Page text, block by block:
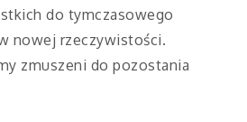
do tymczasowego
nowej rzeczywistości.
zmuszeni do pozostania